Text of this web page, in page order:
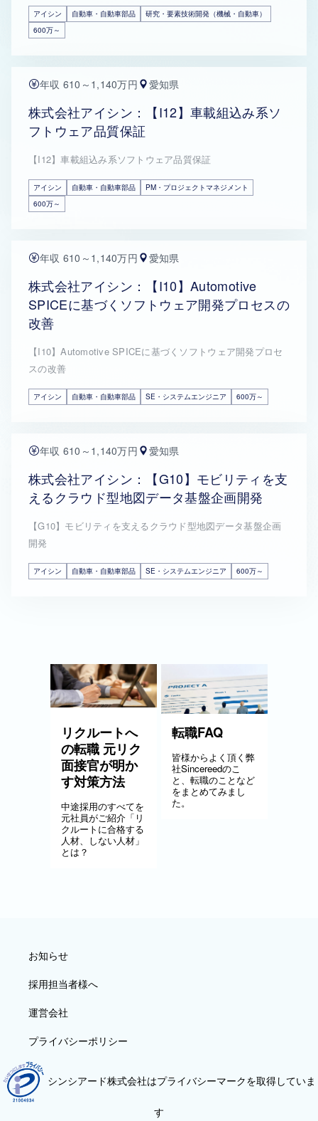
アイシン 自動車・自動車部品
研究・要素技術開発（機械・自動車）
600万～
年収 610～1,140万円 愛知県
株式会社アイシン：【I12】車載組込み系ソ
フトウェア品質保証
【I12】車載組込み系ソフトウェア品質保証
アイシン 自動車・自動車部品
PM・プロジェクトマネジメント
600万～
年収 610～1,140万円 愛知県
株式会社アイシン：【I10】Automotive
SPICEに基づくソフトウェア開発プロセスの
改善
【I10】Automotive SPICEに基づくソフトウェア開発プロセ
スの改善
アイシン 自動車・自動車部品 SE・システムエンジニア 600万～
年収 610～1,140万円 愛知県
株式会社アイシン：【G10】モビリティを支
えるクラウド型地図データ基盤企画開発
【G10】モビリティを支えるクラウド型地図データ基盤企画
開発
アイシン 自動車・自動車部品 SE・システムエンジニア 600万～
リクルートへ
の転職 元リク
面接官が明か
す対策方法
中途採用のすべてを
元社員がご紹介「リ
クルートに合格する
人材、しない人材」
とは？
転職FAQ
皆様からよく頂く弊
社Sincereedのこ
と、転職のことなど
をまとめてみまし
た。
お知らせ
採用担当者様へ
運営会社
プライバシーポリシー
シンシアード株式会社はプライバシーマークを取得していま
す